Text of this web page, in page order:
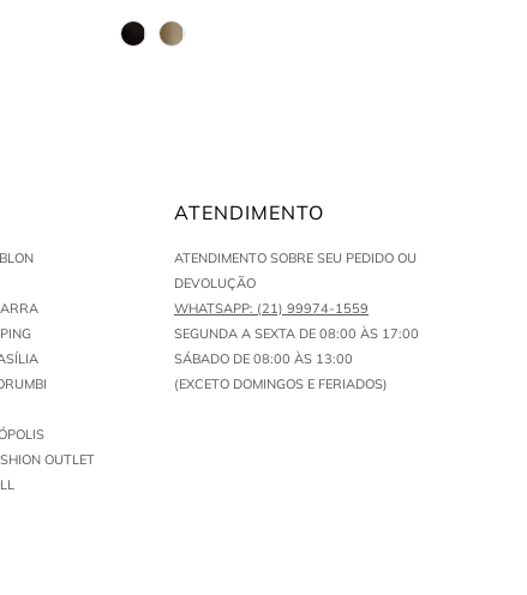
OUTLET
ATENDIMENTO
ATENDIMENTO SOBRE SEU PEDIDO OU
DEVOLUÇÃO
WHATSAPP: (21) 99974-1559
SEGUNDA A SEXTA DE 08:00 ÀS 17:00
SÁBADO DE 08:00 ÀS 13:00
(EXCETO DOMINGOS E FERIADOS)